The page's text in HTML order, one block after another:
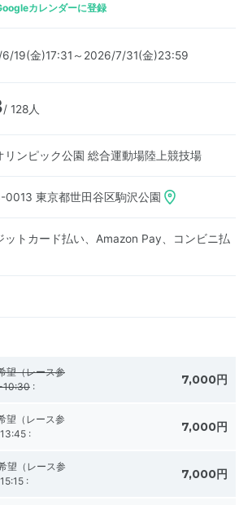
カレンダーに登録
19(金)17:31～2026/7/31(金)23:59
/ 128人
リンピック公園 総合運動場陸上競技場
0013 東京都世田谷区駒沢公園
ットカード払い、Amazon Pay、コンビニ払
望（レース参
10:30 : 7,000円
望（レース参
: 7,000円
望（レース参
: 7,000円